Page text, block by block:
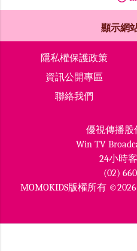
顯示網
隱私權保護政策
資訊公開專區
聯絡我們
優視傳播股
Win TV
24小時
(02)
MOMOKIDS版權所有